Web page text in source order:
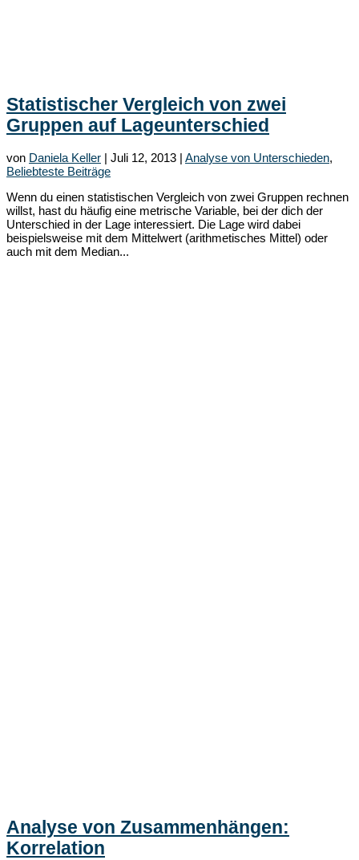
Statistischer Vergleich von zwei
Gruppen auf Lageunterschied
von Daniela Keller | Juli 12, 2013 | Analyse von Unterschieden,
Beliebteste Beiträge
Wenn du einen statistischen Vergleich von zwei Gruppen rechnen
willst, hast du häufig eine metrische Variable, bei der dich der
Unterschied in der Lage interessiert. Die Lage wird dabei
beispielsweise mit dem Mittelwert (arithmetisches Mittel) oder
auch mit dem Median...
Analyse von Zusammenhängen:
Korrelation